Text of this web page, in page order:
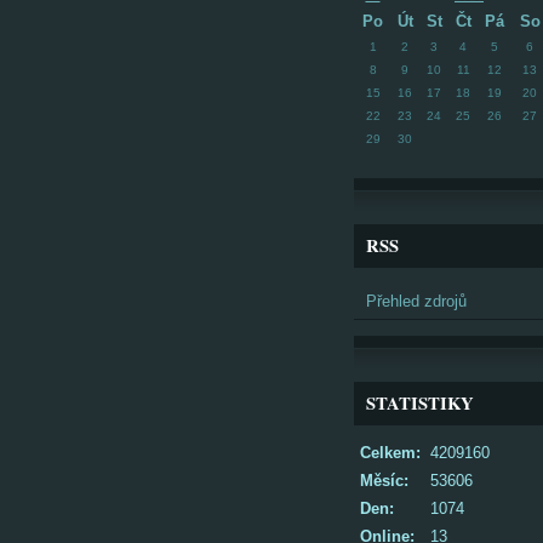
Po Út St Čt Pá So
1 2 3 4 5 6
8
9 10 11 12 13
15
16 17 18 19 20
22
23 24 25 26 27
29
30
RSS
Přehled zdrojů
STATISTIKY
Online: 13
Celkem: 4209160
Měsíc:
53606
Den:
1074